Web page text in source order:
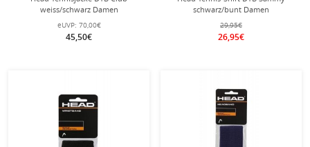
weiss/schwarz Damen
eUVP: 70,00€
45,50€
schwarz/bunt Damen
29,95€
26,95€